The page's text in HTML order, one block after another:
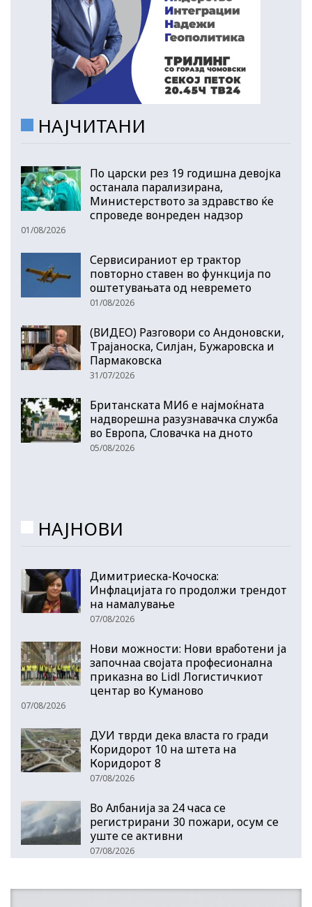
НАЈЧИТАНИ
По царски рез 19 годишна девојка
останала парализирана,
Министерството за здравство ќе
спроведе вонреден надзор
01/08/2026
Сервисираниот ер трактор
повторно ставен во функција по
оштетувањата од невремето
01/08/2026
(ВИДЕО) Разговори со Андоновски,
Трајаноска, Силјан, Бужаровска и
Пармаковска
31/07/2026
Британската МИ6 е најмоќната
надворешна разузнавачка служба
во Европа, Словачка на дното
05/08/2026
НАЈНОВИ
Димитриеска-Кочоска:
Инфлацијата го продолжи трендот
на намалување
07/08/2026
Нови можности: Нови вработени ја
започнаа својата професионална
приказна во Lidl Логистичкиот
центар во Куманово
07/08/2026
ДУИ тврди дека власта го гради
Коридорот 10 на штета на
Коридорот 8
07/08/2026
Во Албанија за 24 часа се
регистрирани 30 пожари, осум се
уште се активни
07/08/2026